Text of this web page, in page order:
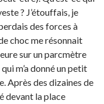
? J’étouffais, je
des forces à
choc me résonnait
sur un parcmètre
m’a donné un petit
Après des dizaines de
devant la place